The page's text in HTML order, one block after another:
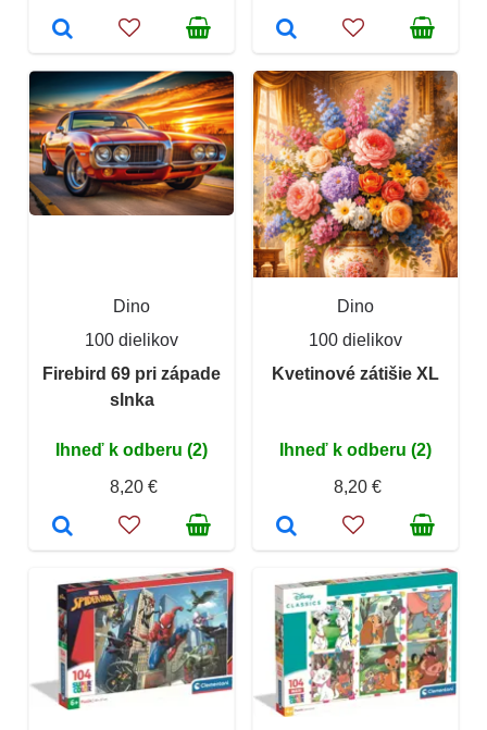
Dino
100 dielikov
Firebird 69 pri západe
slnka
Ihneď k odberu (2)
8,20 €
Dino
100 dielikov
Kvetinové zátišie XL
Ihneď k odberu (2)
8,20 €